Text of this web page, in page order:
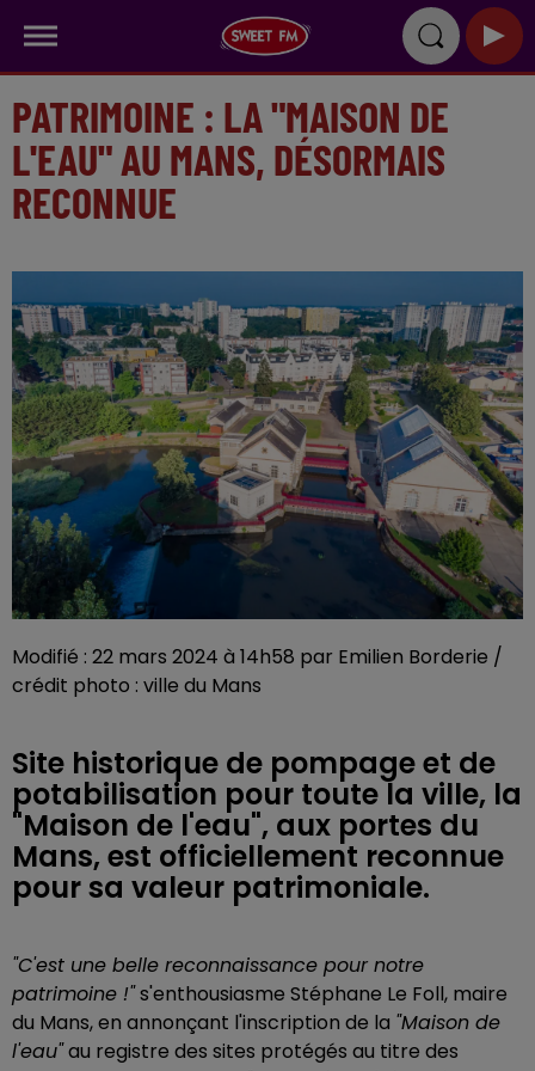
PATRIMOINE : LA "MAISON DE
L'EAU" AU MANS, DÉSORMAIS
RECONNUE
Modifié : 22 mars 2024 à 14h58 par Emilien Borderie /
crédit photo : ville du Mans
Site historique de pompage et de
potabilisation pour toute la ville, la
"Maison de l'eau", aux portes du
Mans, est officiellement reconnue
pour sa valeur patrimoniale.
"C'est une belle reconnaissance pour notre
patrimoine !"s'enthousiasme Stéphane Le Foll, maire
du Mans, en annonçant l'inscription de la "Maison de
l'eau"au registre des sites protégés au titre des